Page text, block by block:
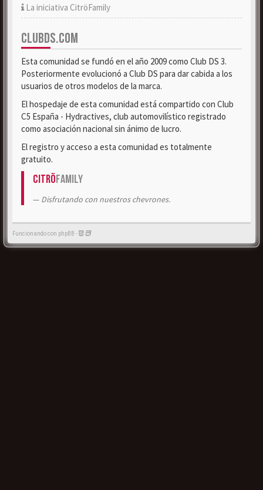
La iniciativa CitröFamily
CLUBDS.COM
Esta comunidad se fundó en el año 2009 como Club DS 3.
Posteriormente evolucionó a Club DS para dar cabida a los
usuarios de otros modelos de la marca.
El hospedaje de esta comunidad está compartido con Club
C5 España - Hydractives, club automovilístico registrado
como asociación nacional sin ánimo de lucro.
El registro y acceso a esta comunidad es totalmente
gratuito.
CitröFamily
Disfrutando con nuestros chevrones.
Funcionando con phpBB -